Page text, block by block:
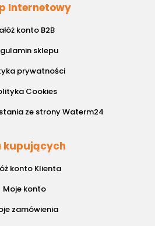
Internetowy
konto B2B
sklepu
prywatności
Cookies
ze strony Waterm24
kupujących
konto Klienta
Moje konto
zamówienia